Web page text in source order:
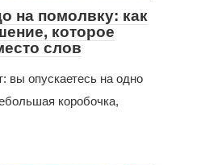
на помолвку: как
которое
слов
вы опускаетесь на одно
коробочка,